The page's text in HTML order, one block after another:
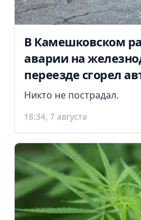
В Камешковском
аварии на
переезде сгорел
Никто не пострадал.
18:34, 7 августа